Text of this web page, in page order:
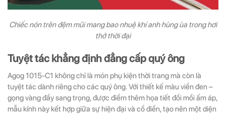
Chiếc nón trên đệm mũi mang bao nhuệ khí anh hùng ùa trong hơi
thở thời đại
Tuyệt tác khẳng định đẳng cấp quý ông
Agog 1015-C1 không chỉ là món phụ kiện thời trang mà còn là
tuyệt tác dành riêng cho các quý ông. Với thiết kế màu viền đen –
gọng vàng đầy sang trọng, được điểm thêm họa tiết đồi mồi ấm áp,
mẫu kính này kết hợp giữa sự hiện đại và cổ điển, tạo nên một diện